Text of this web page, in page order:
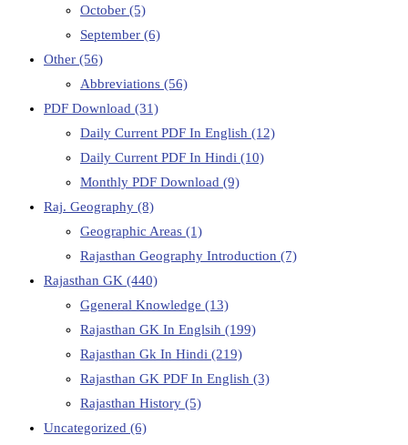
October (5)
September (6)
Other (56)
Abbreviations (56)
PDF Download (31)
Daily Current PDF In English (12)
Daily Current PDF In Hindi (10)
Monthly PDF Download (9)
Raj. Geography (8)
Geographic Areas (1)
Rajasthan Geography Introduction (7)
Rajasthan GK (440)
Ggeneral Knowledge (13)
Rajasthan GK In Englsih (199)
Rajasthan Gk In Hindi (219)
Rajasthan GK PDF In English (3)
Rajasthan History (5)
Uncategorized (6)